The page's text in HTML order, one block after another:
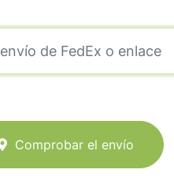
Comprobar el envío